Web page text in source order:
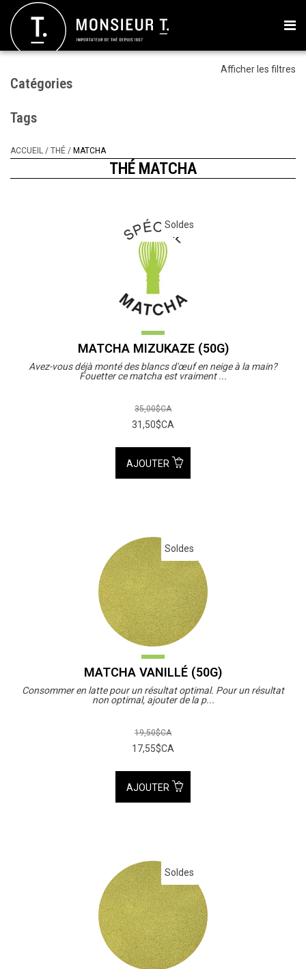
Afficher les filtres
Catégories
Tags
ACCUEIL / THÉ / MATCHA
THÉ MATCHA
Soldes
MATCHA MIZUKAZE (50G)
Avez-vous déjà monté des blancs d'œuf en neige à la main?
Fouetter ce matcha est vraiment ...
35,00$CA
31,50$CA
AJOUTER
Soldes
MATCHA VANILLÉ (50G)
Consommer en latte pour un résultat optimal. Pour un résultat
non optimal, ajouter de la p...
19,50$CA
17,55$CA
AJOUTER
Soldes